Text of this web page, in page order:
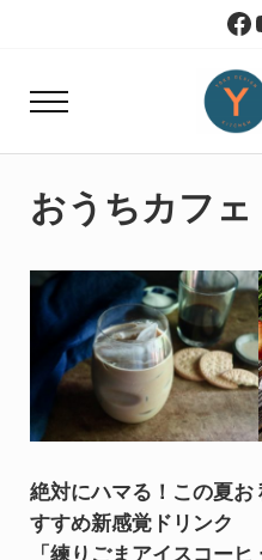
Skip to header right
Menu
おうちカフェ
絶対にハマる！この夏お
すすめ新感覚ドリンク
「練りごまアイスコーヒ